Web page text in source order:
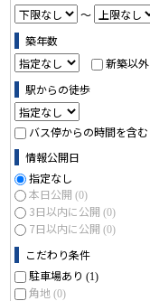
～
築年数
新築以外
駅からの徒歩
バス停からの時間を含む
情報公開日
指定なし
本日公開 (0)
3日以内に公開 (0)
7日以内に公開 (0)
こだわり条件
駐車場あり (1)
角地 (0)